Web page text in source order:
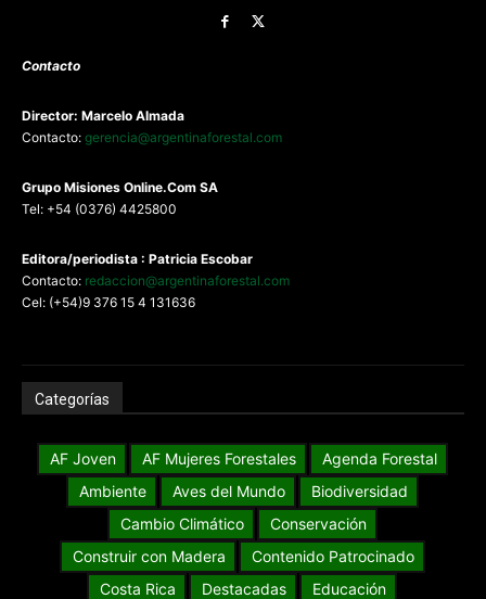
Contacto
Director: Marcelo Almada
Contacto: gerencia@argentinaforestal.com
Grupo Misiones Online.Com SA
Tel: +54 (0376) 4425800
Editora/periodista : Patricia Escobar
Contacto: redaccion@argentinaforestal.com
Cel: (+54)9 376 15 4 131636
Categorías
AF Joven AF Mujeres Forestales
Agenda Forestal
Ambiente
Aves del Mundo
Biodiversidad
Cambio Climático
Conservación
Construir con Madera
Contenido Patrocinado
Costa Rica
Destacadas
Educación